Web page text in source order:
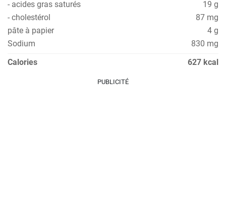
- acides gras saturés
19 g
- cholestérol
87 mg
pâte à papier
4 g
Sodium
830 mg
Calories
627 kcal
PUBLICITÉ